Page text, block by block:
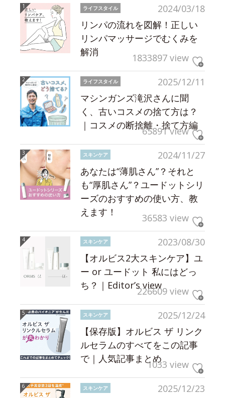
2024/03/18
ライフスタイル
リンパの流れを図解！正しい
リンパマッサージでむくみを
解消
1833897 view
2025/12/11
ライフスタイル
マシンガンズ滝沢さんに聞
く、古いコスメの捨て方は？
｜コスメの断捨離・捨て方編
65891 view
2024/11/27
スキンケア
あなたは“薄肌さん”？それと
も“厚肌さん”？ユードットシリ
ーズのおすすめの使い方、教
えます！
36583 view
2023/08/30
スキンケア
【オルビス2大スキンケア】ユ
ー or ユードット 私にはどっ
ち？｜Editor’s view226609 view
2025/12/24
スキンケア
【保存版】オルビス ザ リンク
ルセラムのすべてをこの記事
で｜人気記事まとめ1033 view
2025/12/23
スキンケア